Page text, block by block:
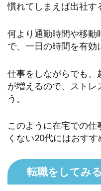
慣れてしまえば出社す
何より通勤時間や移動
で、一日の時間を有効
仕事をしながらでも、
が増えるので、ストレ
う。
このように在宅での
くない20代にはおすす
転職をしてみる